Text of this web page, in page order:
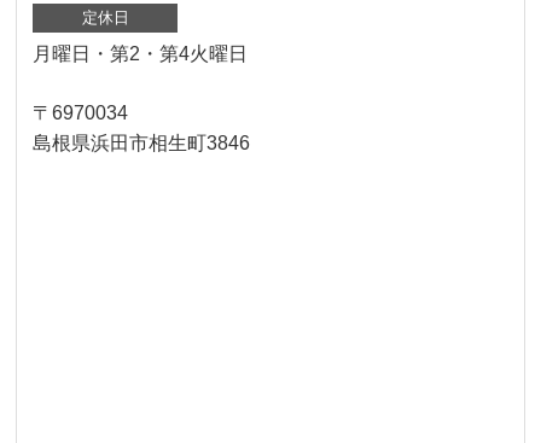
定休日
月曜日・第2・第4火曜日
〒6970034
島根県浜田市相生町3846